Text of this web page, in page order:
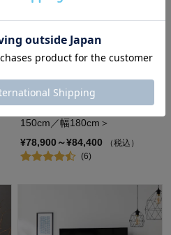
150cm／幅180cm＞
¥78,900～¥84,400
（税込）
(6)